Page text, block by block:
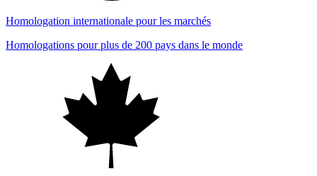
Homologation internationale pour les marchés
Homologations pour plus de 200 pays dans le monde